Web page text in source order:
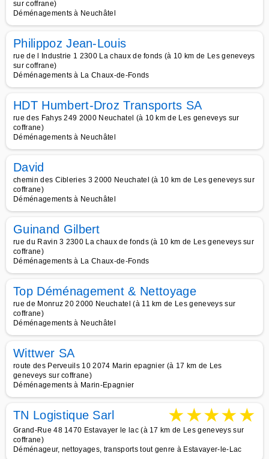
sur coffrane)
Déménagements à Neuchâtel
Philippoz Jean-Louis
rue de l Industrie 1 2300 La chaux de fonds (à 10 km de Les geneveys
sur coffrane)
Déménagements à La Chaux-de-Fonds
HDT Humbert-Droz Transports SA
rue des Fahys 249 2000 Neuchatel (à 10 km de Les geneveys sur
coffrane)
Déménagements à Neuchâtel
David
chemin des Cibleries 3 2000 Neuchatel (à 10 km de Les geneveys sur
coffrane)
Déménagements à Neuchâtel
Guinand Gilbert
rue du Ravin 3 2300 La chaux de fonds (à 10 km de Les geneveys sur
coffrane)
Déménagements à La Chaux-de-Fonds
Top Déménagement & Nettoyage
rue de Monruz 20 2000 Neuchatel (à 11 km de Les geneveys sur
coffrane)
Déménagements à Neuchâtel
Wittwer SA
route des Perveuils 10 2074 Marin epagnier (à 17 km de Les
geneveys sur coffrane)
Déménagements à Marin-Epagnier
TN Logistique Sarl ★★★★★
Grand-Rue 48 1470 Estavayer le lac (à 17 km de Les geneveys sur
coffrane)
Déménageur, nettoyages, transports tout genre à Estavayer-le-Lac